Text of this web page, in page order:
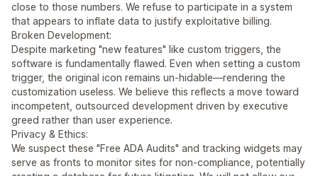
close to those numbers. We refuse to participate in a system
that appears to inflate data to justify exploitative billing.
Broken Development:
Despite marketing "new features" like custom triggers, the
software is fundamentally flawed. Even when setting a custom
trigger, the original icon remains un-hidable—rendering the
customization useless. We believe this reflects a move toward
incompetent, outsourced development driven by executive
greed rather than user experience.
Privacy & Ethics:
We suspect these "Free ADA Audits" and tracking widgets may
serve as fronts to monitor sites for non-compliance, potentially